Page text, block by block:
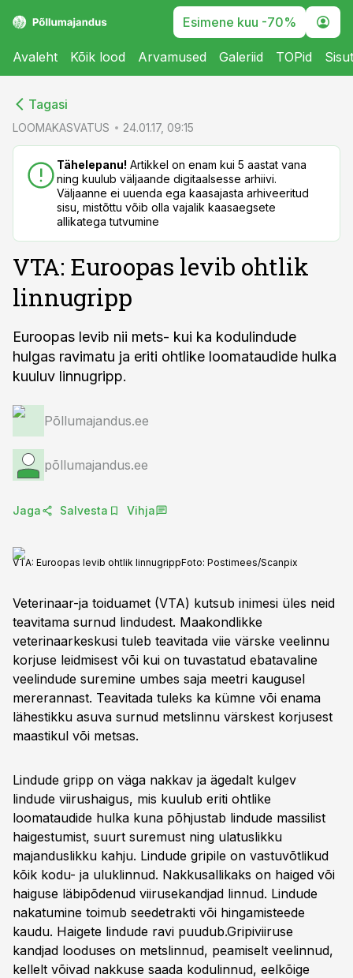
Esimene kuu -70%
Avaleht Kõik lood Arvamused Galeriid TOPid
Tagasi
LOOMAKASVATUS 24.01.17, 09:15
Tähelepanu! Artikkel on enam kui 5 aastat vana
ning kuulub väljaande digitaalsesse arhiivi.
Väljaanne ei uuenda ega kaasajasta arhiveeritud
sisu, mistõttu võib olla vajalik kaasaegsete
allikatega tutvumine
VTA: Euroopas levib ohtlik
linnugripp
Euroopas levib nii mets- kui ka kodulindude
hulgas ravimatu ja eriti ohtlike loomataudide hulka
kuuluv linnugripp.
Põllumajandus.ee
põllumajandus.ee
Jaga Salvesta Vihja
VTA: Euroopas levib ohtlik linnugrippFoto: Postimees/Scanpix
Veterinaar-ja toiduamet (VTA) kutsub inimesi üles neid
teavitama surnud lindudest. Maakondlikke
veterinaarkeskusi tuleb teavitada viie värske veelinnu
korjuse leidmisest või kui on tuvastatud ebatavaline
veelindude suremine umbes saja meetri kaugusel
mererannast. Teavitada tuleks ka kümne või enama
lähestikku asuva surnud metslinnu värskest korjusest
maastikul või metsas.
Lindude gripp on väga nakkav ja ägedalt kulgev
lindude viirushaigus, mis kuulub eriti ohtlike
loomataudide hulka kuna põhjustab lindude massilist
haigestumist, suurt suremust ning ulatuslikku
majanduslikku kahju. Lindude gripile on vastuvõtlikud
kõik kodu- ja uluklinnud. Nakkusallikaks on haiged või
haiguse läbipõdenud viirusekandjad linnud. Lindude
nakatumine toimub seedetrakti või hingamisteede
kaudu. Haigete lindude ravi puudub.Gripiviiruse
kandjad looduses on metslinnud, peamiselt veelinnud,
kellelt võivad nakkuse saada kodulinnud, eelkõige